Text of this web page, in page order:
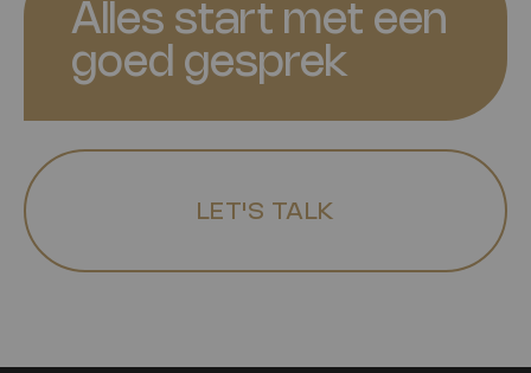
Alles start met een
goed gesprek
LET'S TALK